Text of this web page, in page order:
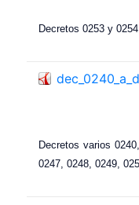
Decretos 0253 y
Decretos varios
0247, 0248, 0249,